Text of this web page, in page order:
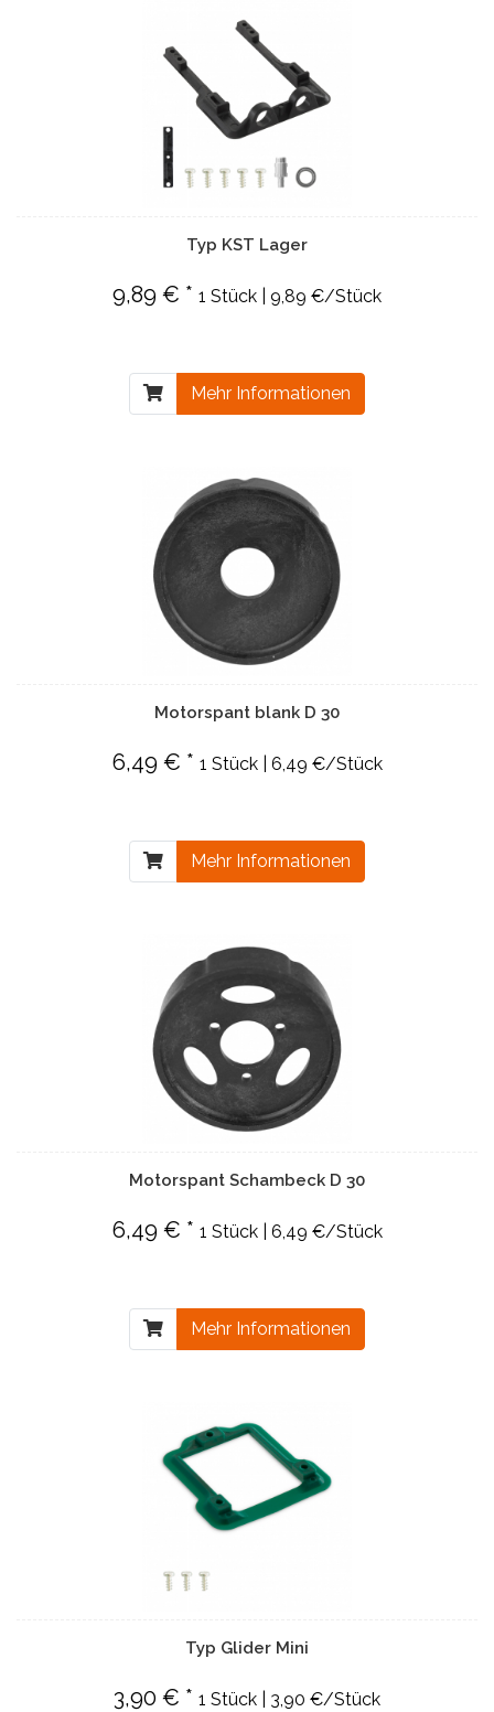
Typ KST Lager
9,89 € * 1 Stück | 9,89 €/Stück
Mehr Informationen
Motorspant blank D 30
6,49 € * 1 Stück | 6,49 €/Stück
Mehr Informationen
Motorspant Schambeck D 30
6,49 € * 1 Stück | 6,49 €/Stück
Mehr Informationen
Typ Glider Mini
3,90 € * 1 Stück | 3,90 €/Stück